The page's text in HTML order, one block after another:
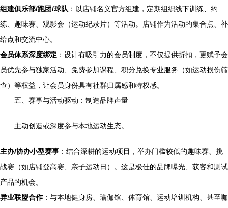
组建俱乐部/跑团/球队 ：以店铺名义官方组建，定期组织线下训练、约
练、趣味赛、观影会（运动纪录片）等活动。店铺作为活动的集合点、补
给点和交流中心。
会员体系深度绑定 ：设计有吸引力的会员制度，不仅提供折扣，更赋予会
员优先参与独家活动、免费参加课程、积分兑换专业服务（如运动损伤筛
查）等权益，让会员身份具有社群归属感和特权感。
五、赛事与活动驱动：制造品牌声量
主动创造或深度参与本地运动生态。
主办/协办小型赛事 ：结合深耕的运动项目，举办门槛较低的趣味赛、挑
战赛（如店铺登高赛、亲子运动日）。这是极佳的品牌曝光、获客和测试
产品的机会。
异业联盟合作：与本地健身房、瑜伽馆、体育馆、运动培训机构、甚至咖